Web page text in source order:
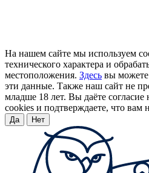
На нашем сайте мы используем
технического характера и
местоположения. Здесь вы можете
эти данные. Также наш сайт не
младше 18 лет. Вы даёте согласие
cookies и подтверждаете, что вам
Да Нет